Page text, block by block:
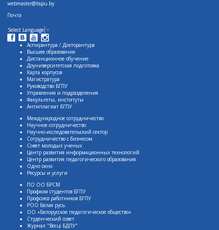
webmaster@bspu.by
Почта
Select Language ▼
Аспирантура / Докторантура
Высшее образование
Дистанционное обучение
Доуниверситетская подготовка
Карта корпусов
Магистратура
Руководство БГПУ
Управления и подразделения
Факультеты, институты
Антиплагиат БГПУ
Международное сотрудничество
Научное сотрудничество
Научно-исследовательский сектор
Сотрудничество с бизнесом
Совет молодых ученых
Центр развития информационных технологий
Центр развития педагогического образования
Одно окно
Ресурсы и услуги
ПО ОО БРСМ
Профком студентов БГПУ
Профсоюз работников БГПУ
РОО Белая русь
ОО «Белорусское педагогическое общество»
Студенческий совет
Журнал "Весцi БДПУ"